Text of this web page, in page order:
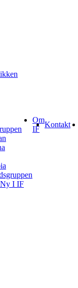
I IF
Om
IF
Kontakt